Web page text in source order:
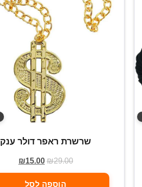
שרשרת ראפר דולר ענק
₪29.00
₪15.00
הוספה לסל